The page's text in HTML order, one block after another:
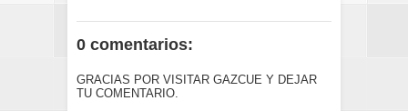
0 comentarios:
GRACIAS POR VISITAR GAZCUE Y DEJAR
TU COMENTARIO.